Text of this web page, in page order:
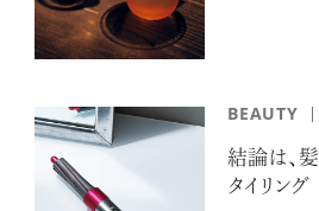
会員登録をす
ログイン
BEAUTY
結論は、
タイリング